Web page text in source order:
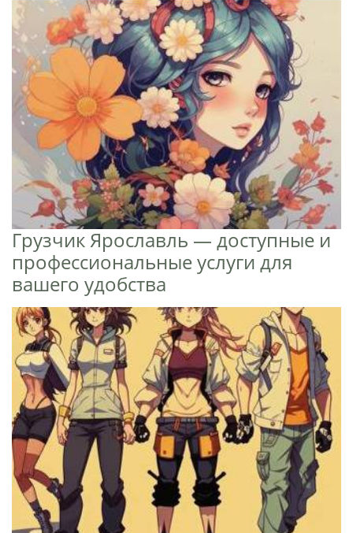
Грузчик Ярославль — доступные и
профессиональные услуги для
вашего удобства